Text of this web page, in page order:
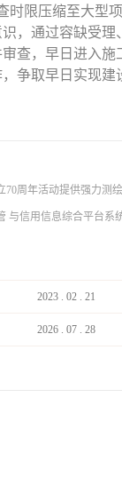
时限压缩至大型
，通过容缺受
查，早日进入施
争取早日实现建
周年活动提供强力测
与信用信息综合平台系
2023 . 02 . 21
2026 . 07 . 28